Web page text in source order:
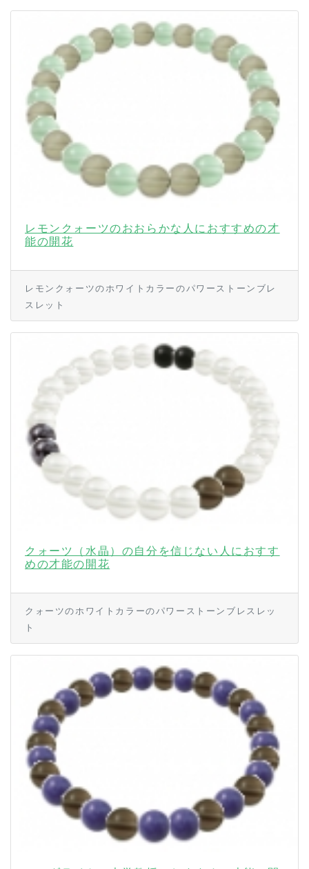
レモンクォーツのおおらかな人におすすめの才
能の開花
レモンクォーツのホワイトカラーのパワーストーンブレ
スレット
クォーツ（水晶）の自分を信じない人におすす
めの才能の開花
クォーツのホワイトカラーのパワーストーンブレスレッ
ト